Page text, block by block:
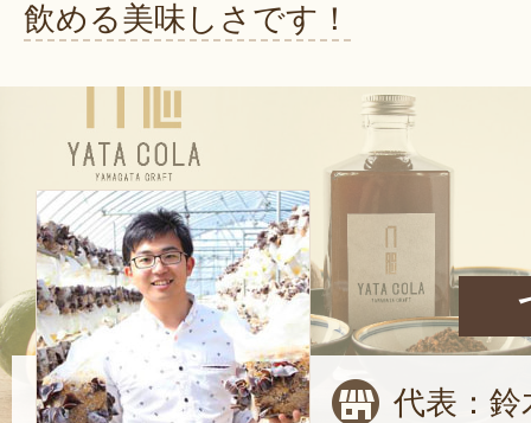
飲める美味しさです！
代表：鈴